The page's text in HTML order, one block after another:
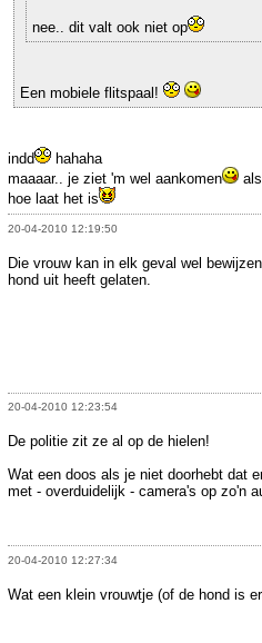
nee.. dit valt ook niet op
Een mobiele flitspaal!
indd
hahaha
maaaar.. je ziet 'm wel aankomen
hoe laat het is
20-04-2010 12:19:50
Die vrouw kan in elk geval wel
hond uit heeft gelaten.
20-04-2010 12:23:54
De politie zit ze al op de hielen!
Wat een doos als je niet doorhebt dat
met - overduidelijk - camera's op zo'n
20-04-2010 12:27:34
Wat een klein vrouwtje (of de hond is